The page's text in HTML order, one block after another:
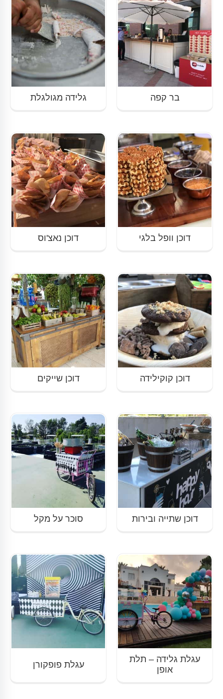
בר קפה גלידה מגולגלת
דוכן וופל בלגי דוכן נאצ'וס
דוכן קוקילידה דוכן שייקים
דוכן שתייה ובירות סוכר על מקל
עגלת גלידה – תלת
אופן
עגלת פופקורן